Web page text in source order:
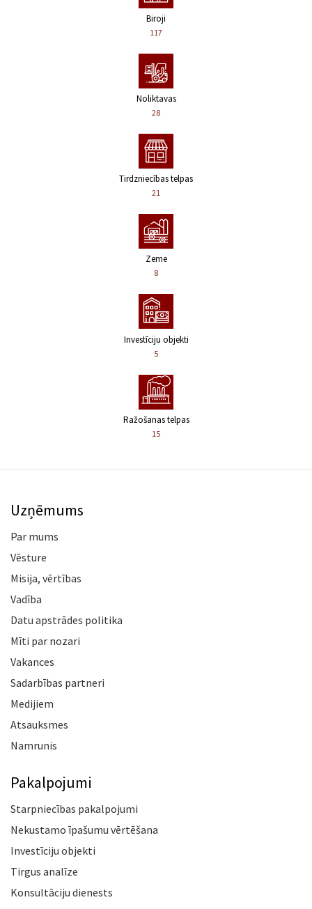
Biroji
117
Noliktavas
28
Tirdzniecības telpas
21
Zeme
8
Investīciju objekti
5
Ražošanas telpas
15
Uzņēmums
Par mums
Vēsture
Misija, vērtības
Vadība
Datu apstrādes politika
Mīti par nozari
Vakances
Sadarbības partneri
Medijiem
Atsauksmes
Namrunis
Pakalpojumi
Starpniecības pakalpojumi
Nekustamo īpašumu vērtēšana
Investīciju objekti
Tirgus analīze
Konsultāciju dienests